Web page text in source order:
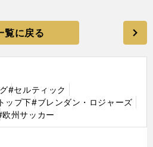
覧に戻る
#セルティック
ップ下#ブレンダン・ロジャーズ
欧州サッカー